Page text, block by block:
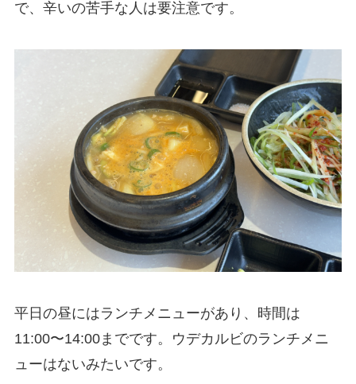
で、辛いの苦手な人は要注意です。
平日の昼にはランチメニューがあり、時間は
11:00〜14:00までです。ウデカルビのランチメニ
ューはないみたいです。